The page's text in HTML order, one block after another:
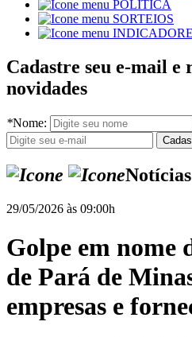
POLÍTICA
SORTEIOS
Cadastre seu e-mail e
novidades
*Nome:
Notícias
29/05/2026 às 09:00h
Golpe em nome
de Pará de
empresas e